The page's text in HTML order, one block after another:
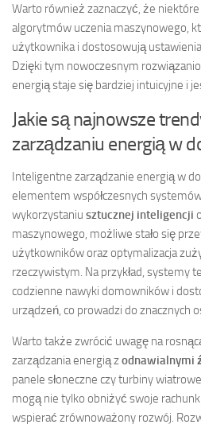
Warto również zaznaczyć, że
algorytmów uczenia maszynowego,
użytkownika i dostosowują
Dzięki tym nowoczesnym
energią staje się bardziej intuicyjne i
Jakie są najnowsze
zarządzaniu energią w
Inteligentne zarządzanie energią w
elementem współczesnych
wykorzystaniu sztucznej inteligencji
maszynowego, możliwe stało się
użytkowników oraz optymalizacja
rzeczywistym. Na przykład, systemy
codzienne nawyki domowników i
urządzeń, co prowadzi do znacznych
Warto także zwrócić uwagę na
zarządzania energią zodnawialnymi
panele słoneczne czy turbiny
mogą nie tylko obniżyć swoje
wspierać zrównoważony rozwój.